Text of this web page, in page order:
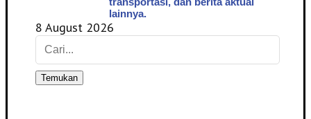
lainnya.
8 August 2026
Temukan